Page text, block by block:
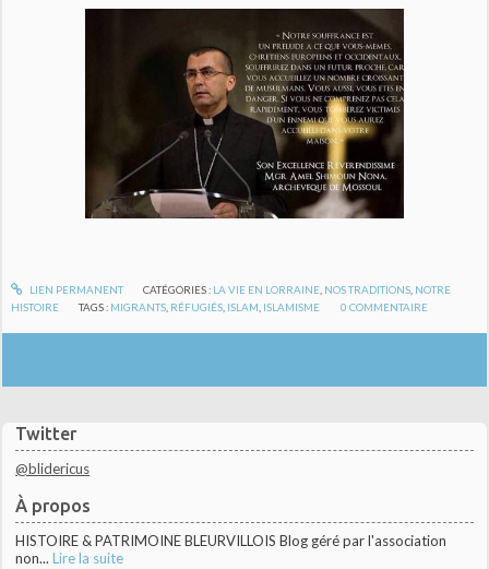
Twitter
@blidericus
À propos
HISTOIRE & PATRIMOINE BLEURVILLOIS Blog géré par l'association
non... Lire la suite
LIEN PERMANENT CATÉGORIES : LA VIE EN LORRAINE, NOS TRADITIONS, NOTRE
HISTOIRE
TAGS : MIGRANTS RÉFUGIÉS ISLAM ISLAMISME 0 COMMENTAIRE